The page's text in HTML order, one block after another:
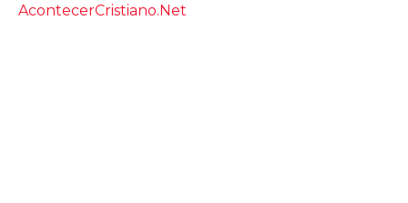
AcontecerCristiano.Net